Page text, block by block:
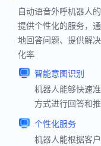
自动语音外呼机器人
提供个性化的服务，
地回答问题、提供解
化率
智能意图识别
机器人能够快速
方式进行回答和
个性化服务
机器人能根据客